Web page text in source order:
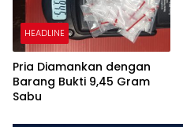
HEADLINE
Pria Diamankan dengan
Barang Bukti 9,45 Gram
Sabu